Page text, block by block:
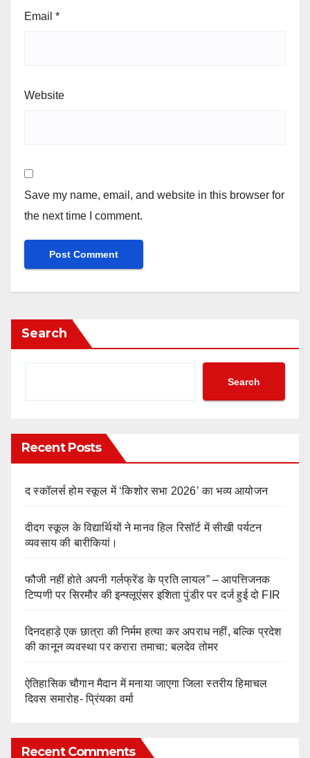
Email *
Website
Save my name, email, and website in this browser for
the next time I comment.
Search
Search
Recent Posts
द स्कॉलर्स होम स्कूल में ‘किशोर सभा 2026’ का भव्य आयोजन
दीदग स्कूल के विद्यार्थियों ने मानव हिल रिसॉर्ट में सीखी पर्यटन
व्यवसाय की बारीकियां।
फौजी नहीं होते अपनी गर्लफ्रेंड के प्रति लायल” – आपत्तिजनक
टिप्पणी पर सिरमौर की इन्फ्लूएंसर इशिता पुंडीर पर दर्ज हुई दो FIR
दिनदहाड़े एक छात्रा की निर्मम हत्या कर अपराध नहीं, बल्कि प्रदेश
की कानून व्यवस्था पर करारा तमाचा: बलदेव तोमर
ऐतिहासिक चौगान मैदान में मनाया जाएगा जिला स्तरीय हिमाचल
दिवस समारोह- प्रिंयका वर्मा
Recent Comments